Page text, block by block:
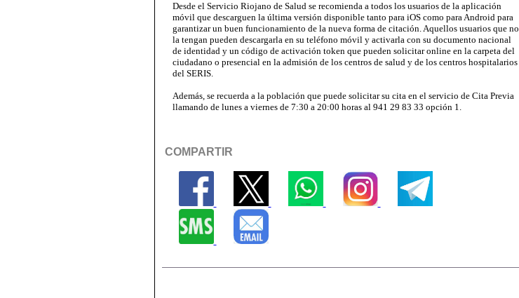
Desde el Servicio Riojano de Salud se recomienda a todos los usuarios de la aplicación
móvil que descarguen la última versión disponible tanto para iOS como para Android para
garantizar un buen funcionamiento de la nueva forma de citación. Aquellos usuarios que no
la tengan pueden descargarla en su teléfono móvil y activarla con su documento nacional
de identidad y un código de activación token que pueden solicitar online en la carpeta del
ciudadano o presencial en la admisión de los centros de salud y de los centros hospitalarios
del SERIS.
Además, se recuerda a la población que puede solicitar su cita en el servicio de Cita Previa
llamando de lunes a viernes de 7:30 a 20:00 horas al 941 29 83 33 opción 1.
COMPARTIR